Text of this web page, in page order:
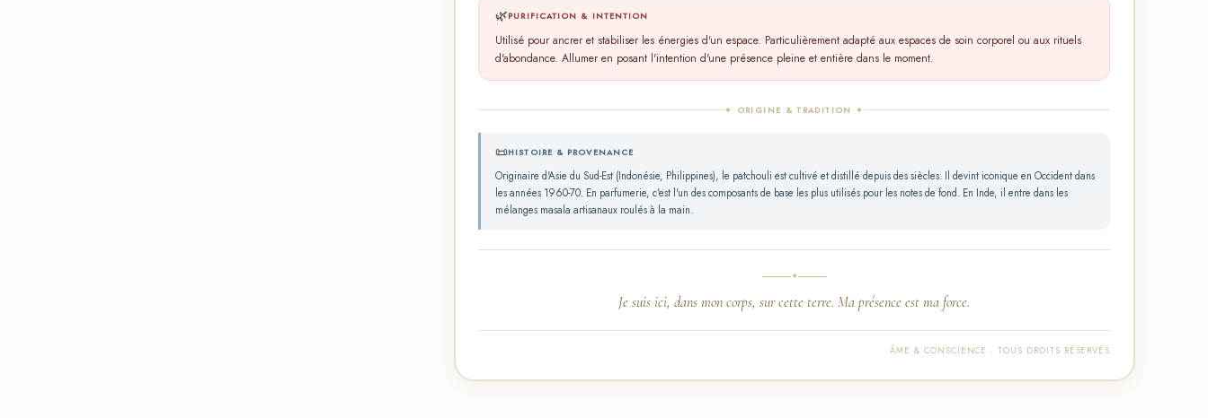
🌿PURIFICATION & INTENTION
Utilisé pour ancrer et stabiliser les énergies d'un espace. Particulièrement adapté aux espaces de soin corporel ou aux rituels
d'abondance. Allumer en posant l'intention d'une présence pleine et entière dans le moment.
✦ ORIGINE & TRADITION ✦
📜HISTOIRE & PROVENANCE
Originaire d'Asie du Sud-Est (Indonésie, Philippines), le patchouli est cultivé et distillé depuis des siècles. Il devint iconique en Occident dans
les années 1960-70. En parfumerie, c'est l'un des composants de base les plus utilisés pour les notes de fond. En Inde, il entre dans les
mélanges masala artisanaux roulés à la main.
✦
Je suis ici, dans mon corps, sur cette terre. Ma présence est ma force.
ÂME & CONSCIENCE · TOUS DROITS RÉSERVÉS